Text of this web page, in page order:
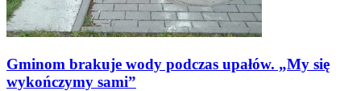
Gminom brakuje wody podczas upałów. „My się
wykończymy sami”